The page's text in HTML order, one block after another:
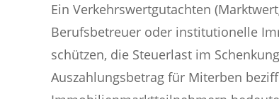
Ein Verkehrswertgutachten
Berufsbetreuer oder institutionelle
schützen, die Steuerlast im
Auszahlungsbetrag für Miterben